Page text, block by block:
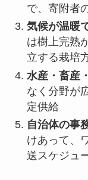
で、寄附者
気候が温暖
は樹上完熟
立する栽培
水産・畜産
なく分野が
定供給
自治体の事
けあって、
送スケジュ